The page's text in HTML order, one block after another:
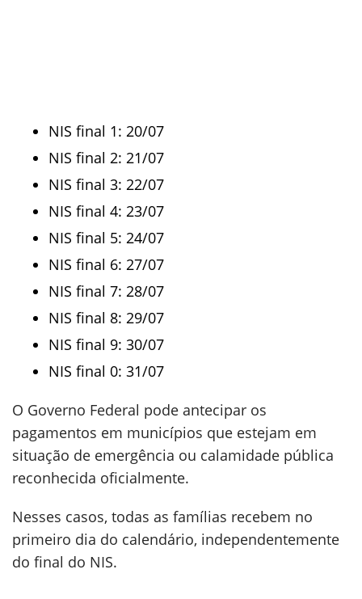
NIS final 1: 20/07
NIS final 2: 21/07
NIS final 3: 22/07
NIS final 4: 23/07
NIS final 5: 24/07
NIS final 6: 27/07
NIS final 7: 28/07
NIS final 8: 29/07
NIS final 9: 30/07
NIS final 0: 31/07
O Governo Federal pode antecipar os
pagamentos em municípios que estejam em
situação de emergência ou calamidade pública
reconhecida oficialmente.
Nesses casos, todas as famílias recebem no
primeiro dia do calendário, independentemente
do final do NIS.